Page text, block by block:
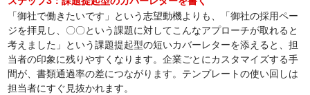
「御社で働きたいです」という志望動機よりも、「御社の採用ペー
ジを拝見し、〇〇という課題に対してこんなアプローチが取れると
考えました」という課題提起型の短いカバーレターを添えると、担
当者の印象に残りやすくなります。企業ごとにカスタマイズする手
間が、書類通過率の差につながります。テンプレートの使い回しは
担当者にすぐ見抜かれます。